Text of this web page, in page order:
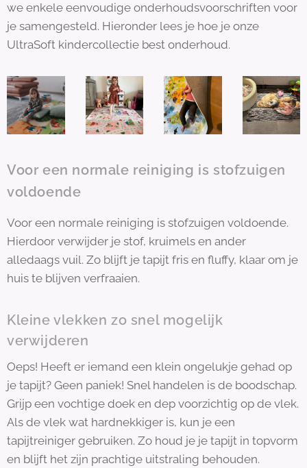
we enkele eenvoudige onderhoudsvoorschriften voor
je samengesteld. Hieronder lees je hoe je onze
UltraSoft kindercollectie best onderhoud.
Voor een normale reiniging is stofzuigen
voldoende
Voor een normale reiniging is stofzuigen voldoende.
Hierdoor verwijder je stof, kruimels en ander
alledaags vuil. Zo blijft je tapijt fris en fluffy, klaar om je
huis te blijven verfraaien.
Kleine vlekken zo snel mogelijk
verwijderen
Oeps! Heeft er iemand een klein ongelukje gehad op
je tapijt? Geen paniek! Snel handelen is de boodschap.
Grijp een vochtige doek en dep voorzichtig op de vlek.
Als de vlek wat hardnekkiger is, kun je een
tapijtreiniger gebruiken. Zo houd je je tapijt in topvorm
en blijft het zijn prachtige uitstraling behouden.